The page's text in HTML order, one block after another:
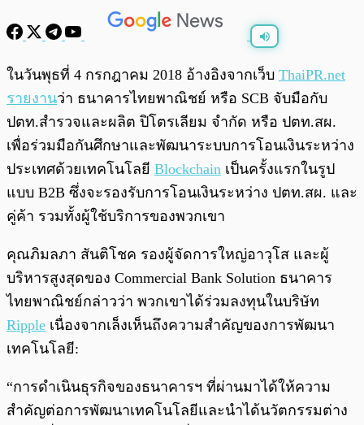
พร้อมเล่น
ในวันพุธที่ 4 กรกฎาคม 2018 อ้างอิงจากเว็บ ThaiPR.net
รายงานว่า ธนาคารไทยพาณิชย์ หรือ SCB จับมือกับ
ปตท.สำรวจและผลิต ปิโตรเลียม จำกัด หรือ ปตท.สผ.
เพื่อร่วมมือกันศึกษาและพัฒนาระบบการโอนเงินระหว่าง
ประเทศด้วยเทคโนโลยี Blockchain เป็นครั้งแรกในรูป
แบบ B2B ซึ่งจะรองรับการโอนเงินระหว่าง ปตท.สผ. และ
คู่ค้า รวมทั้งผู้ใช้บริการของพวกเขา
คุณภิมลภา สันติโชค รองผู้จัดการใหญ่อาวุโส และผู้
บริหารสูงสุดของ Commercial Bank Solution ธนาคาร
ไทยพาณิชย์กล่าวว่า พวกเขาได้ร่วมลงทุนในบริษัท
Ripple เนื่องจากเล็งเห็นถึงความสำคัญของการพัฒนา
เทคโนโลยี:
“การดำเนินธุรกิจของธนาคารฯ ที่ผ่านมาได้ให้ความ
สำคัญต่อการพัฒนาเทคโนโลยีและนำได้นวัตกรรมต่าง